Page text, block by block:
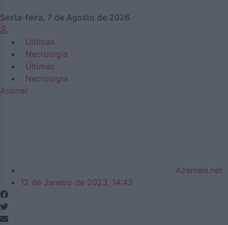
Sexta-feira, 7 de Agosto de 2026
Últimas
Necrologia
Últimas
Necrologia
Assinar
Azemeis.net
12 de Janeiro de 2023, 14:43